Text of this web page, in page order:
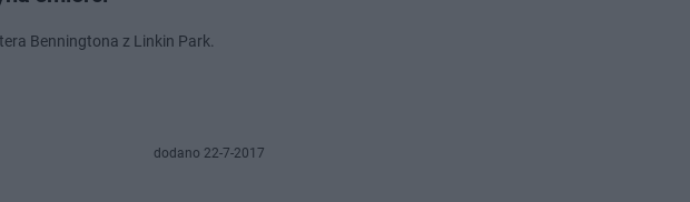
Benningtona z Linkin Park.
dodano 22-7-2017